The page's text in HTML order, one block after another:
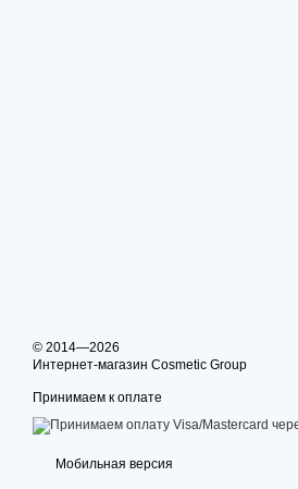
© 2014—2026
Интернет-магазин Cosmetic Group
Принимаем к оплате
Мобильная версия